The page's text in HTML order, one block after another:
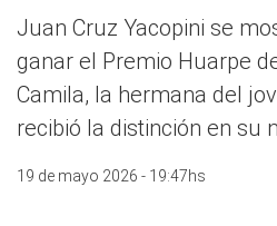
Juan Cruz Yacopini se
ganar el Premio Huarpe
Camila, la hermana del
recibió la distinción en su
19 de mayo 2026 - 19:47hs